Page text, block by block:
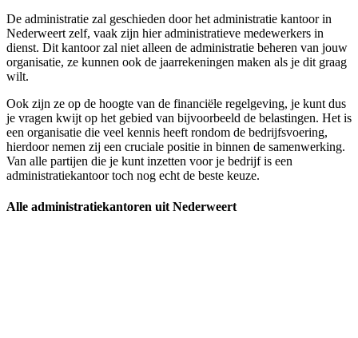
De administratie zal geschieden door het administratie kantoor in
Nederweert zelf, vaak zijn hier administratieve medewerkers in
dienst. Dit kantoor zal niet alleen de administratie beheren van jouw
organisatie, ze kunnen ook de jaarrekeningen maken als je dit graag
wilt.
Ook zijn ze op de hoogte van de financiële regelgeving, je kunt dus
je vragen kwijt op het gebied van bijvoorbeeld de belastingen. Het is
een organisatie die veel kennis heeft rondom de bedrijfsvoering,
hierdoor nemen zij een cruciale positie in binnen de samenwerking.
Van alle partijen die je kunt inzetten voor je bedrijf is een
administratiekantoor toch nog echt de beste keuze.
Alle administratiekantoren uit Nederweert